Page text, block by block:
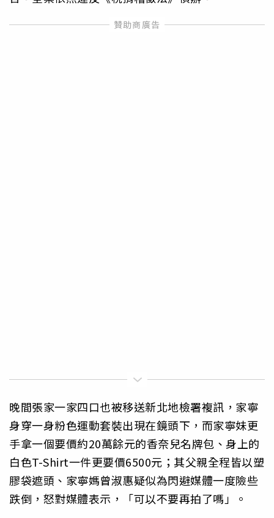
晚間張家一家四口也被移送新北地檢署複訊，家寧
身穿一身粉色運動套裝出現在鏡頭下，而家寧妹更
手拿一個要價約20萬餘元的香奈兒名牌包、身上的
白色T-Shirt一件更要價6500元；其父親全程皆以塑
膠袋遮頭、家寧媽曾淑惠疑似為閃避媒體一度險些
跌倒，怒對媒體表示，「可以不要再拍了嗎」。